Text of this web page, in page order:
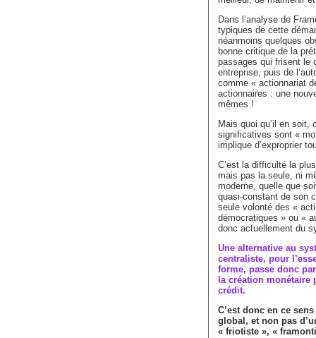
Dans l’analyse de
typiques de cette
néanmoins quelques
bonne critique de la
passages qui frisent le
entreprise, puis de
comme « actionnariat
actionnaires : une
mêmes !
Mais quoi qu’il en soit,
significatives sont «
implique d’exproprier
C’est la difficulté la
mais pas la seule, ni
moderne, quelle que
quasi-constant de son
seule volonté des «
démocratiques » ou «
donc actuellement du
Une alternative au
centraliste, pour
forme, passe donc
la création
crédit.
C’est donc en ce
global, et non pas
« friotiste », «